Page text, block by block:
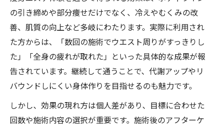
の引き締めや部分痩せだけでなく、冷えやむくみの改
善、肌質の向上など多岐にわたります。実際に利用され
た方からは、「数回の施術でウエスト周りがすっきりし
た」「全身の疲れが取れた」といった具体的な成果が報
告されています。継続して通うことで、代謝アップやリ
バウンドしにくい身体作りを目指せるのも魅力です。
しかし、効果の現れ方は個人差があり、目標に合わせた
回数や施術内容の選択が重要です。施術後のアフターケ